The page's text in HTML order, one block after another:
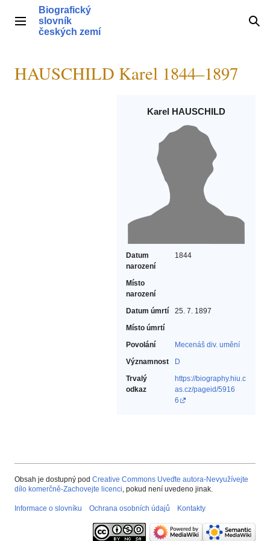
obsahHlavní menu
Biografický
slovník
českých zemí
HAUSCHILD Karel 1844–1897
Karel HAUSCHILD
Datum
narození
1844
Místo
narození
Datum úmrtí
25. 7. 1897
Místo úmrtí
Povolání
Mecenáš div. umění‎
Významnost
D
Trvalý
odkaz
https://biography.hiu.c
as.cz/pageid/5916
6
Obsah je dostupný pod Creative Commons Uveďte autora-Nevyužívejte
dílo komerčně-Zachovejte licenci, pokud není uvedeno jinak.
Informace o slovníku Ochrana osobních údajů Kontakty